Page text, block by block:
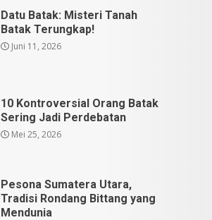
Datu Batak: Misteri Tanah
Batak Terungkap!
Juni 11, 2026
10 Kontroversial Orang Batak
Sering Jadi Perdebatan
Mei 25, 2026
Pesona Sumatera Utara,
Tradisi Rondang Bittang yang
Mendunia